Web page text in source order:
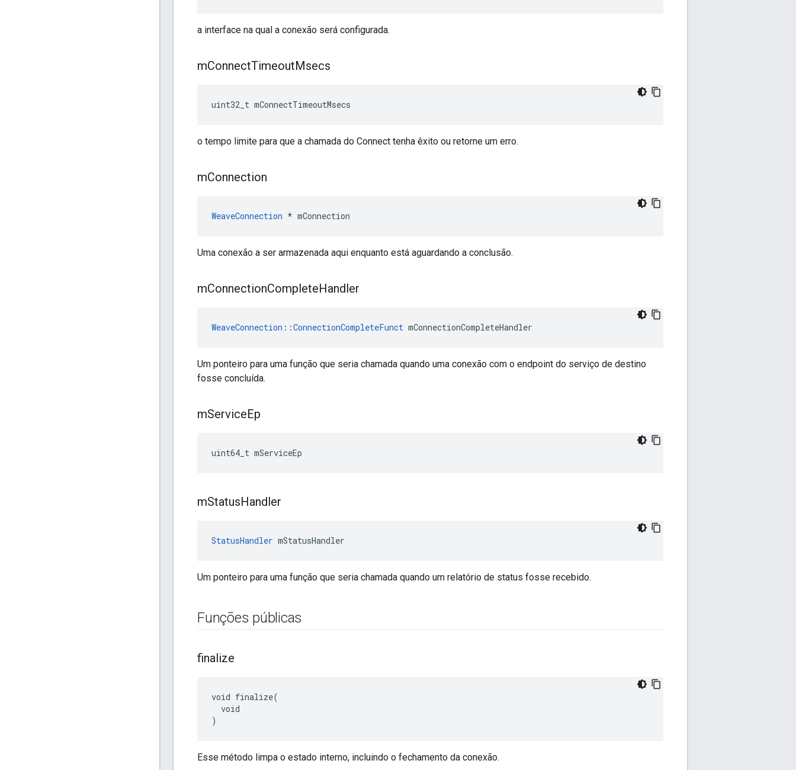
a interface na qual a conexão será configurada.
mConnectTimeoutMsecs
uint32_t mConnectTimeoutMsecs
o tempo limite para que a chamada do Connect tenha êxito ou retorne um erro.
mConnection
WeaveConnection * mConnection
Uma conexão a ser armazenada aqui enquanto está aguardando a conclusão.
mConnectionCompleteHandler
WeaveConnection::ConnectionCompleteFunct mConnectionCompleteHandler
Um ponteiro para uma função que seria chamada quando uma conexão com o endpoint do serviço de destino
fosse concluída.
mServiceEp
uint64_t mServiceEp
mStatusHandler
StatusHandler mStatusHandler
Um ponteiro para uma função que seria chamada quando um relatório de status fosse recebido.
Funções públicas
finalize
void finalize(
  void
)
Esse método limpa o estado interno, incluindo o fechamento da conexão.